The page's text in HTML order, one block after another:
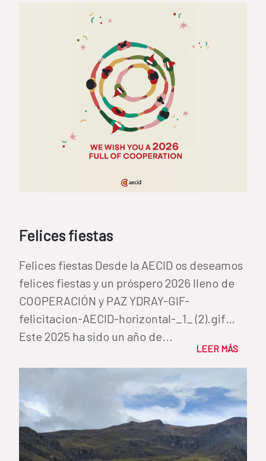
Felices fiestas
Felices fiestas Desde la AECID os deseamos
felices fiestas y un próspero 2026 lleno de
COOPERACIÓN y PAZ YDRAY-GIF-
felicitacion-AECID-horizontal-_1_ (2).gif
Este 2025 ha sido un año de...
LEER MÁS